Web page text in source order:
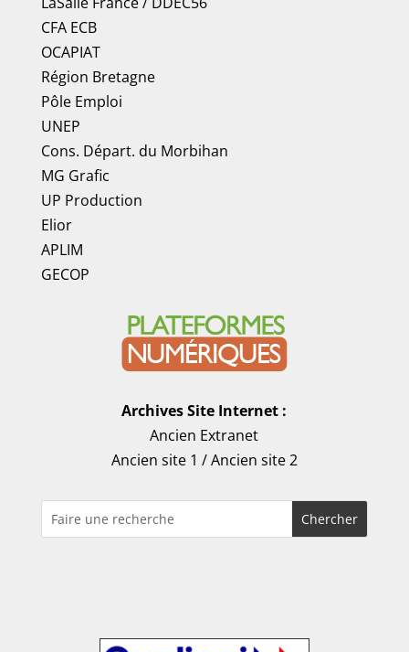
CFA ECB
OCAPIAT
Région Bretagne
Pôle Emploi
UNEP
Cons. Départ. du Morbihan
MG Grafic
UP Production
Elior
APLIM
GECOP
Archives Site Internet :
Ancien Extranet
Ancien site 1 /Ancien site 2